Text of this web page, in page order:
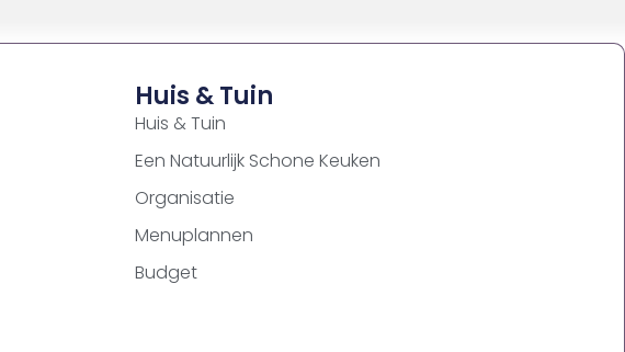
Huis & Tuin
Huis & Tuin
Een Natuurlijk Schone Keuken
Organisatie
Menuplannen
Budget